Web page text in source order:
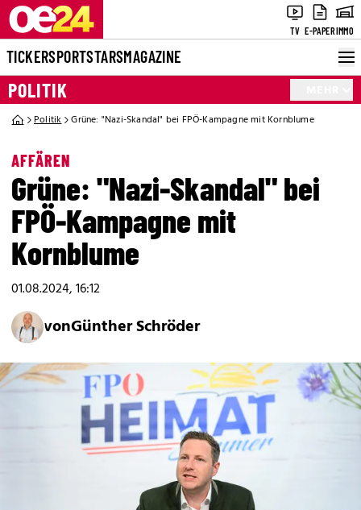
TV E-PAPERIMMO
TICKERSPORTSTARSMAGAZINE
POLITIK
Politik Grüne: "Nazi-Skandal" bei FPÖ-Kampagne mit Kornblume
AFFÄREN
Grüne: "Nazi-Skandal" bei
FPÖ-Kampagne mit
Kornblume
01.08.2024, 16:12
vonGünther Schröder